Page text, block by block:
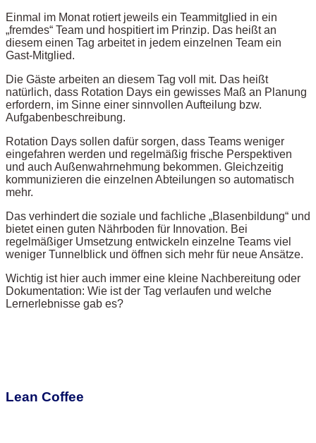
Einmal im Monat rotiert jeweils ein Teammitglied in ein
„fremdes“ Team und hospitiert im Prinzip. Das heißt an
diesem einen Tag arbeitet in jedem einzelnen Team ein
Gast-Mitglied.
Die Gäste arbeiten an diesem Tag voll mit. Das heißt
natürlich, dass Rotation Days ein gewisses Maß an Planung
erfordern, im Sinne einer sinnvollen Aufteilung bzw.
Aufgabenbeschreibung.
Rotation Days sollen dafür sorgen, dass Teams weniger
eingefahren werden und regelmäßig frische Perspektiven
und auch Außenwahrnehmung bekommen. Gleichzeitig
kommunizieren die einzelnen Abteilungen so automatisch
mehr.
Das verhindert die soziale und fachliche „Blasenbildung“ und
bietet einen guten Nährboden für Innovation. Bei
regelmäßiger Umsetzung entwickeln einzelne Teams viel
weniger Tunnelblick und öffnen sich mehr für neue Ansätze.
Wichtig ist hier auch immer eine kleine Nachbereitung oder
Dokumentation: Wie ist der Tag verlaufen und welche
Lernerlebnisse gab es?
Lean Coffee